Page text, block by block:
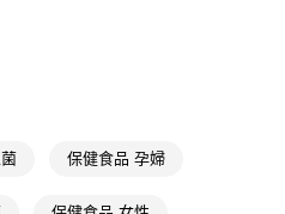
不需儲值。
，即可結帳。
款。
保健食品 孕婦